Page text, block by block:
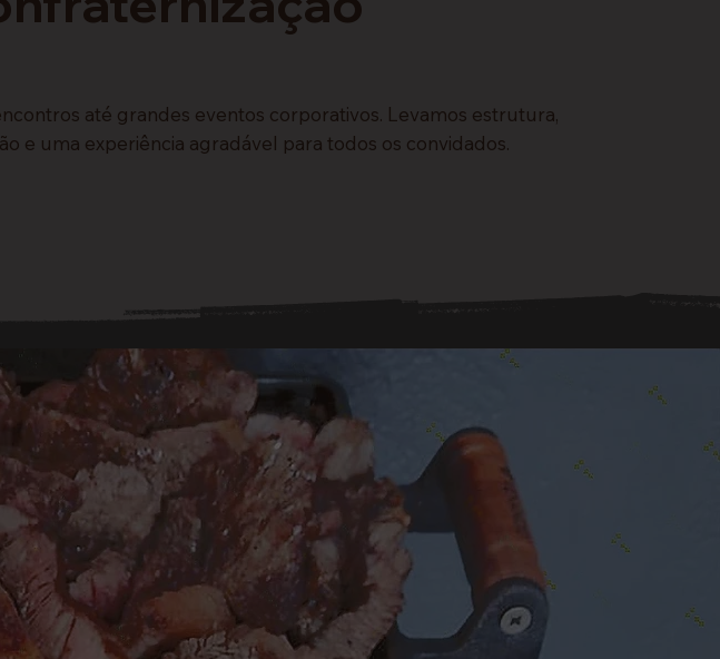
até grandes eventos corporativos. Levamos estrutura,
e uma experiência agradável para todos os convidados.